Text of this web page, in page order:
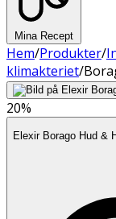
Mina Recept
Hem/Produkter/
klimakteriet/
20%
Elexir Borago Hud &